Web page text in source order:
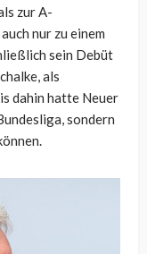
zur A-
nur zu einem
sein Debüt
als
dahin hatte Neuer
sondern